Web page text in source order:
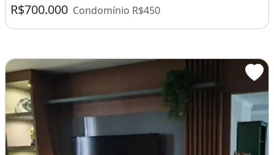
R$700.000 Condomínio R$450